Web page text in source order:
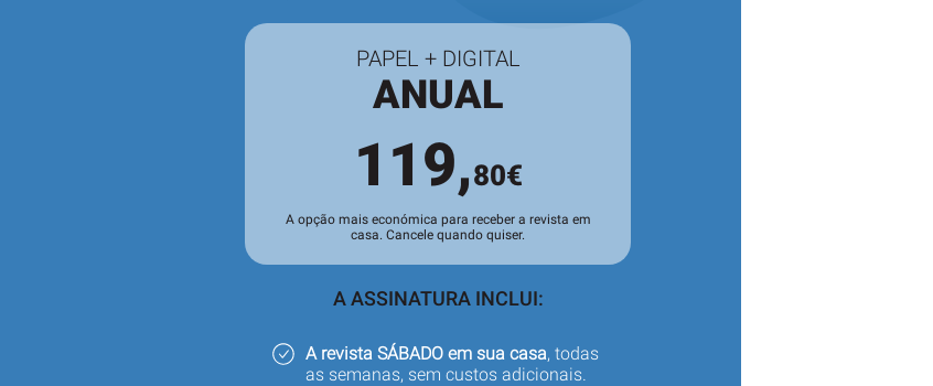
PAPEL + DIGITAL
ANUAL
119,80€
A opção mais económica para receber a revista em
casa. Cancele quando quiser.
A ASSINATURA INCLUI:
A revista SÁBADO em sua casa, todas
as semanas, sem custos adicionais.